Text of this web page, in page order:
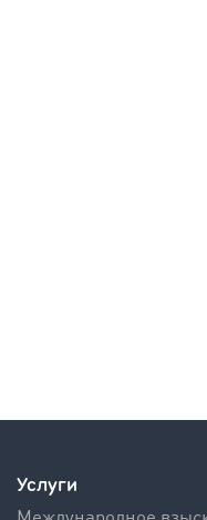
Услуги